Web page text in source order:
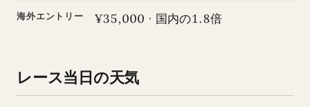
海外エントリー ¥35,000 · 国内の1.8倍
レース当日の天気